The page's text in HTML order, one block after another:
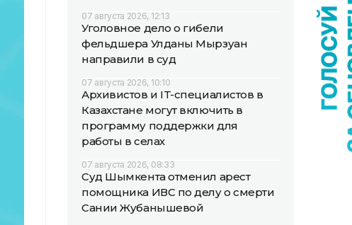
07 августа 2026, 12:13
Уголовное дело о гибели
фельдшера Улданы Мырзуан
направили в суд
07 августа 2026, 10:10
Архивистов и IT-специалистов в
Казахстане могут включить в
программу поддержки для
работы в селах
07 августа 2026, 08:33
Суд Шымкента отменил арест
помощника ИВС по делу о смерти
Сании Жубанышевой